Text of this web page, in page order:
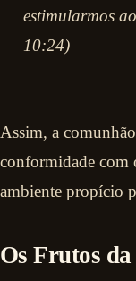
estimularmos
10:24)
Assim, a
conformidade com
ambiente propício
Os Frutos